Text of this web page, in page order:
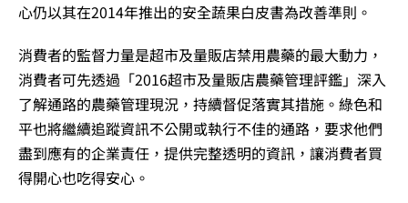
心仍以其在2014年推出的安全蔬果白皮書為改善準則。
消費者的監督力量是超市及量販店禁用農藥的最大動力，
消費者可先透過「2016超市及量販店農藥管理評鑑」深入
了解通路的農藥管理現況，持續督促落實其措施。綠色和
平也將繼續追蹤資訊不公開或執行不佳的通路，要求他們
盡到應有的企業責任，提供完整透明的資訊，讓消費者買
得開心也吃得安心。